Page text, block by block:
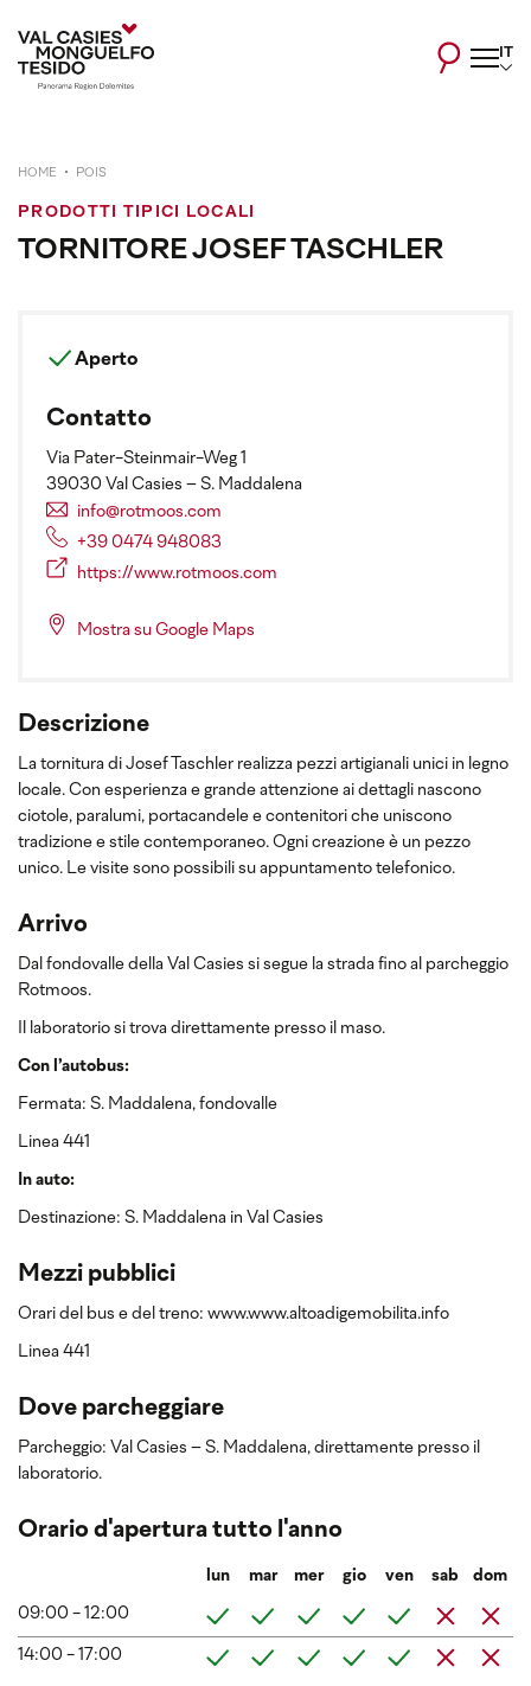
IT
HOME POIS
PRODOTTI TIPICI LOCALI
TORNITORE JOSEF TASCHLER
Descrizione
La tornitura di Josef Taschler realizza pezzi artigianali unici in legno
locale. Con esperienza e grande attenzione ai dettagli nascono
ciotole, paralumi, portacandele e contenitori che uniscono
tradizione e stile contemporaneo. Ogni creazione è un pezzo
unico. Le visite sono possibili su appuntamento telefonico.
Arrivo
Dal fondovalle della Val Casies si segue la strada fino al parcheggio
Rotmoos.
Il laboratorio si trova direttamente presso il maso.
Con l’autobus:
Fermata: S. Maddalena, fondovalle
Linea 441
In auto:
Destinazione: S. Maddalena in Val Casies
Mezzi pubblici
Orari del bus e del treno: www.www.altoadigemobilita.info
Linea 441
Dove parcheggiare
Parcheggio: Val Casies – S. Maddalena, direttamente presso il
laboratorio.
Orario d'apertura tutto l'anno
lun mar mer gio ven sab dom
09:00 - 12:00
14:00 - 17:00
Aperto
Contatto
Via Pater-Steinmair-Weg 1
39030 Val Casies – S. Maddalena
info@rotmoos.com
+39 0474 948083
https://www.rotmoos.com
Mostra su Google Maps